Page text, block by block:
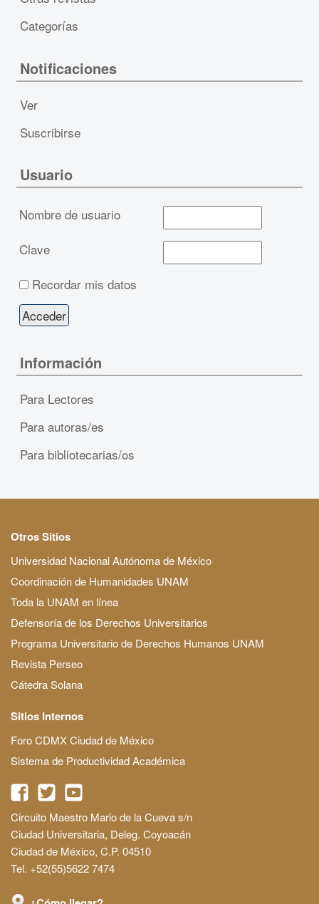
Categorías
Notificaciones
Ver
Suscribirse
Usuario
Nombre de usuario
Clave
Recordar mis datos
Información
Para Lectores
Para autoras/es
Para bibliotecarias/os
Otros Sitios
Universidad Nacional Autónoma de México
Coordinación de Humanidades UNAM
Toda la UNAM en línea
Defensoría de los Derechos Universitarios
Programa Universitario de Derechos Humanos UNAM
Revista Perseo
Cátedra Solana
Sitios Internos
Foro CDMX Ciudad de México
Sistema de Productividad Académica
Circuito Maestro Mario de la Cueva s/n
Ciudad Universitaria, Deleg. Coyoacán
Ciudad de México, C.P. 04510
Tel. +52(55)5622 7474